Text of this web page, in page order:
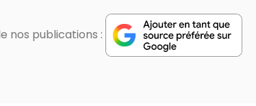
nos publications :